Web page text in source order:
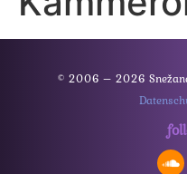
© 2006 – 2026 Snežana